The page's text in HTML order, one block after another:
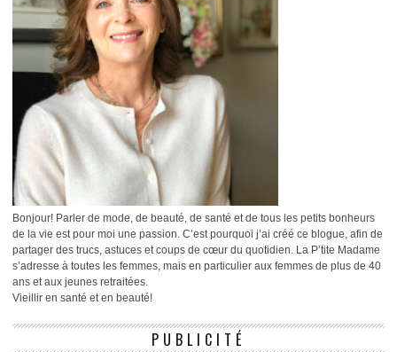
Bonjour! Parler de mode, de beauté, de santé et de tous les petits bonheurs
de la vie est pour moi une passion. C’est pourquoi j’ai créé ce blogue, afin de
partager des trucs, astuces et coups de cœur du quotidien. La P’tite Madame
s’adresse à toutes les femmes, mais en particulier aux femmes de plus de 40
ans et aux jeunes retraitées.
Vieillir en santé et en beauté!
PUBLICITÉ